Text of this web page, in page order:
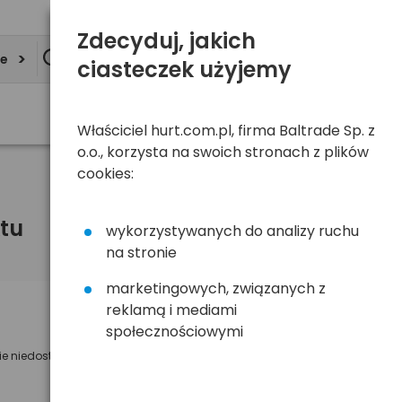
niedostępny
Powiadom mnie o dostępności
Zdecyduj, jakich
ciasteczek użyjemy
Właściciel hurt.com.pl, firma Baltrade Sp. z
o.o., korzysta na swoich stronach z plików
cookies:
wykorzystywanych do analizy ruchu
na stronie
marketingowych, związanych z
reklamą i mediami
społecznościowymi